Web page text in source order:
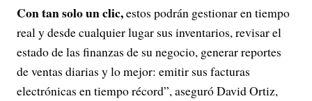
Con tan solo un clic,estos podrán gestionar en tiempo
real y desde cualquier lugar sus inventarios, revisar el
estado de las finanzas de su negocio, generar reportes
de ventas diarias y lo mejor: emitir sus facturas
electrónicas en tiempo récord”, aseguró David Ortiz,